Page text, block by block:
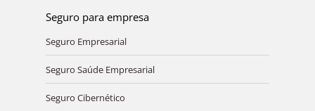
Seguro para empresa
Seguro Empresarial
Seguro Saúde Empresarial
Seguro Cibernético